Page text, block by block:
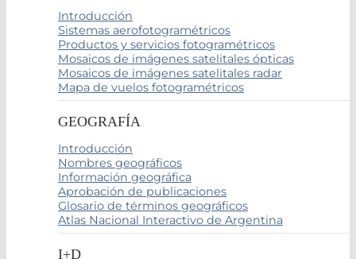
Introducción
Sistemas aerofotogramétricos
Productos y servicios fotogramétricos
Mosaicos de imágenes satelitales ópticas
Mosaicos de imágenes satelitales radar
Mapa de vuelos fotogramétricos
GEOGRAFÍA
Introducción
Nombres geográficos
Información geográfica
Aprobación de publicaciones
Glosario de términos geográficos
Atlas Nacional Interactivo de Argentina
I+D